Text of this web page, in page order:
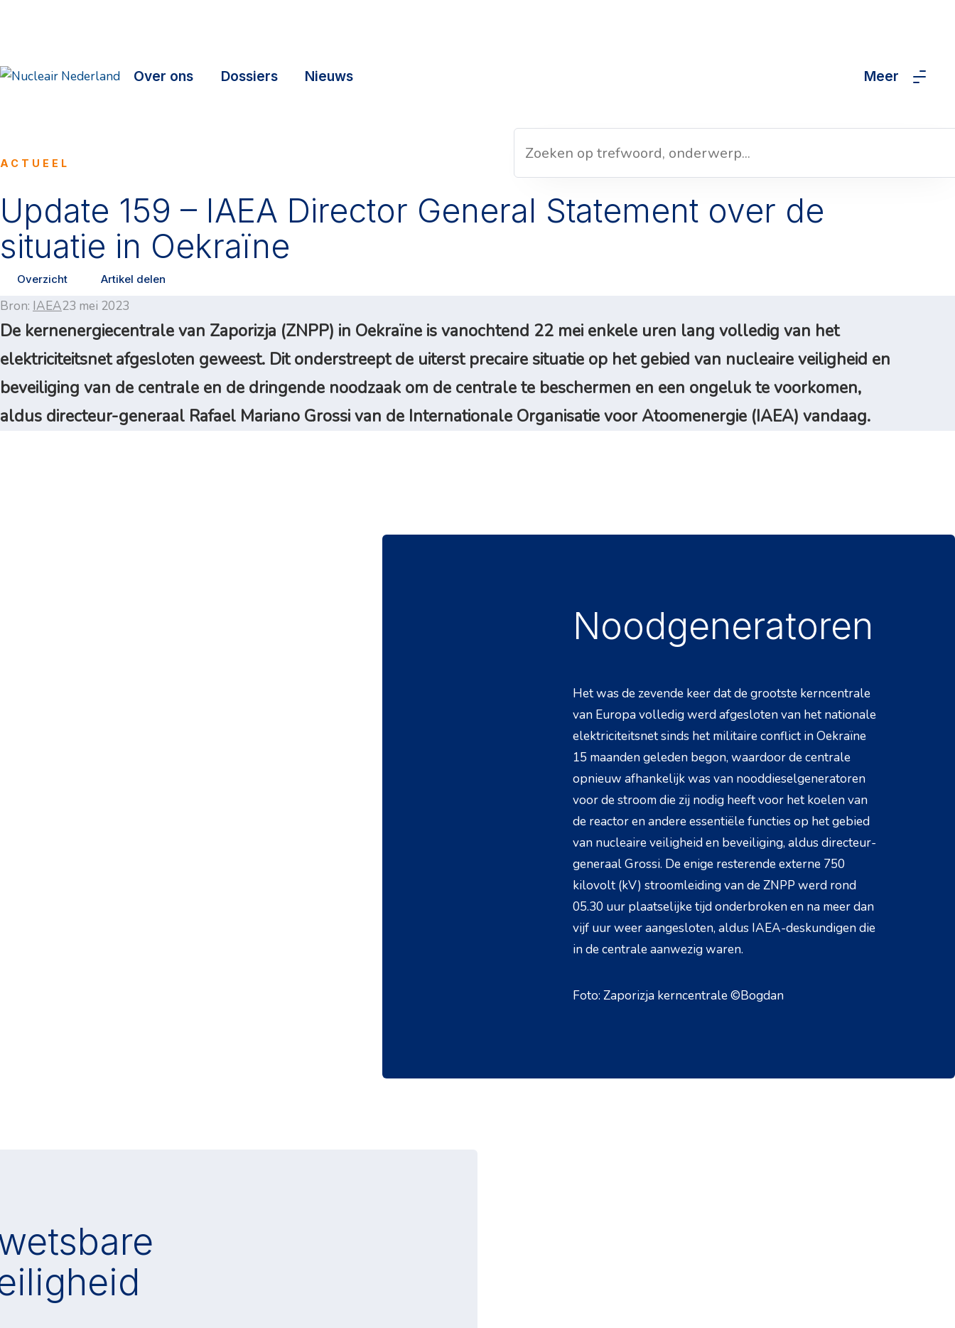
Over ons Dossiers Nieuws Meer
ACTUEEL
Update 159 – IAEA Director General Statement over de
situatie in Oekraïne
Overzicht Artikel delen
Bron: IAEA23 mei 2023
De kernenergiecentrale van Zaporizja (ZNPP) in Oekraïne is vanochtend 22 mei enkele uren lang volledig van het
elektriciteitsnet afgesloten geweest. Dit onderstreept de uiterst precaire situatie op het gebied van nucleaire veiligheid en
beveiliging van de centrale en de dringende noodzaak om de centrale te beschermen en een ongeluk te voorkomen,
aldus directeur-generaal Rafael Mariano Grossi van de Internationale Organisatie voor Atoomenergie (IAEA) vandaag.
Noodgeneratoren
Het was de zevende keer dat de grootste kerncentrale
van Europa volledig werd afgesloten van het nationale
elektriciteitsnet sinds het militaire conflict in Oekraïne
15 maanden geleden begon, waardoor de centrale
opnieuw afhankelijk was van nooddieselgeneratoren
voor de stroom die zij nodig heeft voor het koelen van
de reactor en andere essentiële functies op het gebied
van nucleaire veiligheid en beveiliging, aldus directeur-
generaal Grossi. De enige resterende externe 750
kilovolt (kV) stroomleiding van de ZNPP werd rond
05.30 uur plaatselijke tijd onderbroken en na meer dan
vijf uur weer aangesloten, aldus IAEA-deskundigen die
in de centrale aanwezig waren.
Foto: Zaporizja kerncentrale ©Bogdan